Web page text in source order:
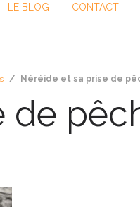
LE BLOG CONTACT
/ Néréide et sa prise de
de